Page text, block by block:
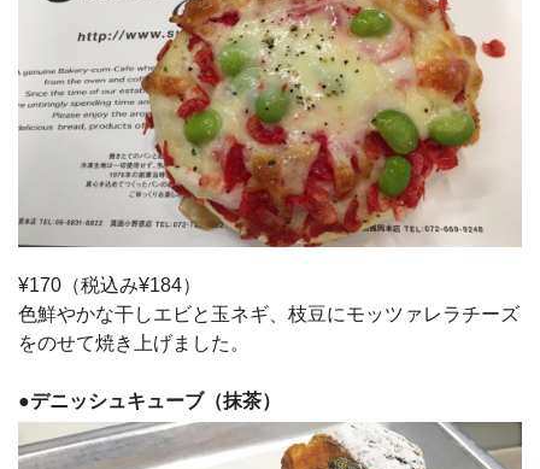
¥170（税込み¥184）
色鮮やかな干しエビと玉ネギ、枝豆にモッツァレラチーズ
をのせて焼き上げました。
●デニッシュキューブ（抹茶）